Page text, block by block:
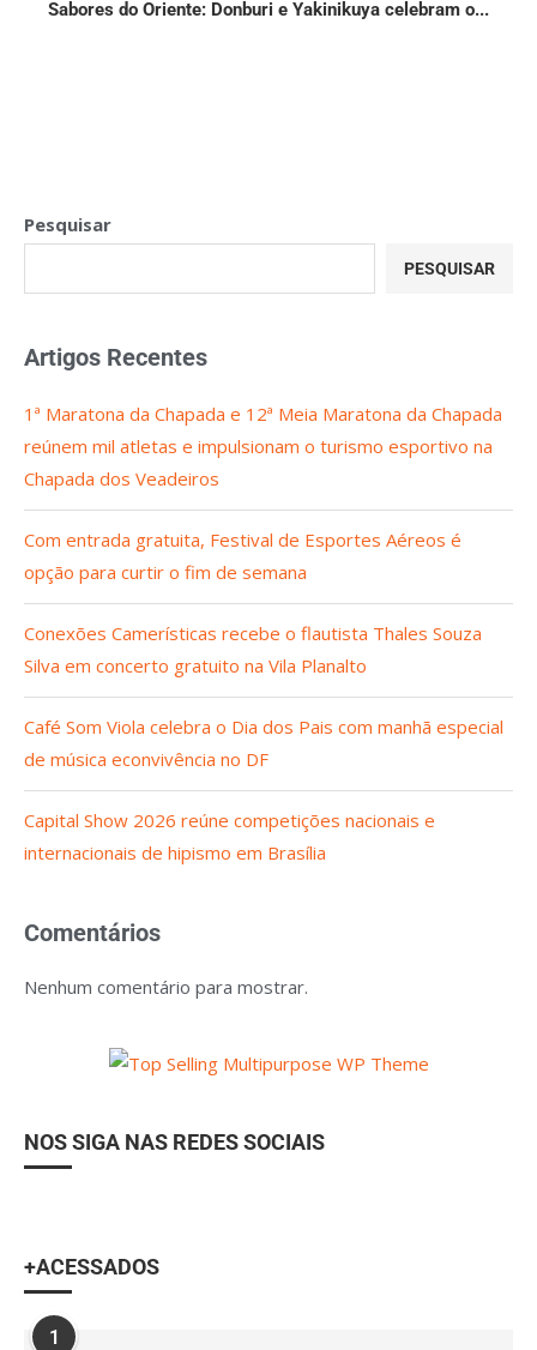
Sabores do Oriente: Donburi e Yakinikuya celebram o...
Pesquisar
PESQUISAR
Artigos Recentes
1ª Maratona da Chapada e 12ª Meia Maratona da Chapada
reúnem mil atletas e impulsionam o turismo esportivo na
Chapada dos Veadeiros
Com entrada gratuita, Festival de Esportes Aéreos é
opção para curtir o fim de semana
Conexões Camerísticas recebe o flautista Thales Souza
Silva em concerto gratuito na Vila Planalto
Café Som Viola celebra o Dia dos Pais com manhã especial
de música econvivência no DF
Capital Show 2026 reúne competições nacionais e
internacionais de hipismo em Brasília
Comentários
Nenhum comentário para mostrar.
NOS SIGA NAS REDES SOCIAIS
+ACESSADOS
1